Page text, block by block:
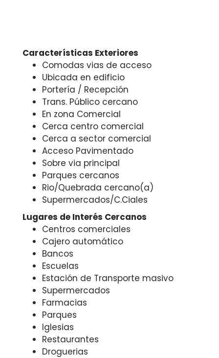
Características Exteriores
Comodas vias de acceso
Ubicada en edificio
Portería / Recepción
Trans. Público cercano
En zona Comercial
Cerca centro comercial
Cerca a sector comercial
Acceso Pavimentado
Sobre via principal
Parques cercanos
Rio/Quebrada cercano(a)
Supermercados/C.Ciales
Lugares de Interés Cercanos
Centros comerciales
Cajero automático
Bancos
Escuelas
Estación de Transporte masivo
Supermercados
Farmacias
Parques
Iglesias
Restaurantes
Droguerias